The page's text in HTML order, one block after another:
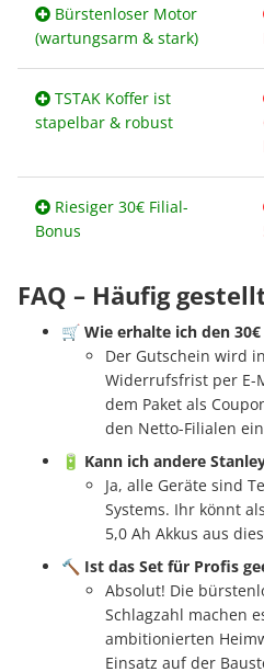
Bürstenloser Motor
(wartungsarm & stark)
TSTAK Koffer ist
stapelbar & robust
Riesiger 30€ Filial-
Bonus
FAQ – Häufig
🛒 Wie erhalte ich den
Der Gutschein wird
Widerrufsfrist per E-
dem Paket als
den Netto-Filialen
🔋 Kann ich andere
Ja, alle Geräte sind
Systems. Ihr könnt
5,0 Ah Akkus aus
🔨 Ist das Set für Profis
Absolut! Die
Schlagzahl machen
ambitionierten
Einsatz auf der